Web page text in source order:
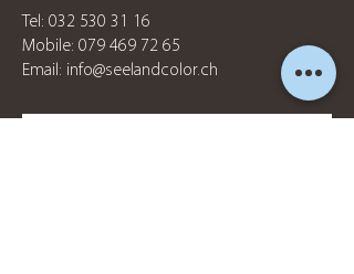
Tel: 032 530 31 16
Mobile: 079 469 72 65
Email: info@seelandcolor.ch